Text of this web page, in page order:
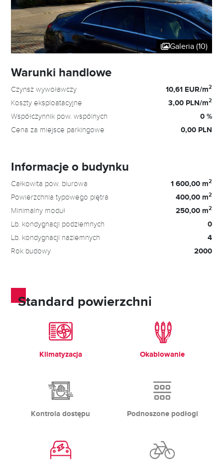
Galeria (10)
Warunki handlowe
Czynsz wywoławczy 10,61 EUR/m2
Koszty eksploatacyjne 3,00 PLN/m2
Współczynnik pow. wspólnych 0 %
Cena za miejsce parkingowe 0,00 PLN
Informacje o budynku
Całkowita pow. biurowa 1 600,00 m2
Powierzchnia typowego piętra 400,00 m2
Minimalny moduł 250,00 m2
Lb. kondygnacji podziemnych 0
Lb. kondygnacji naziemnych 4
Rok budowy 2000
Standard powierzchni
Klimatyzacja Okablowanie
Kontrola dostępu Podnoszone podłogi